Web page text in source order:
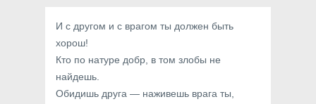
И с другом и с врагом ты должен быть
хорош!
Кто по натуре добр, в том злобы не
найдешь.
Обидишь друга — наживешь врага ты,